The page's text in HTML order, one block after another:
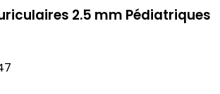
2.5 mm Pédiatriques